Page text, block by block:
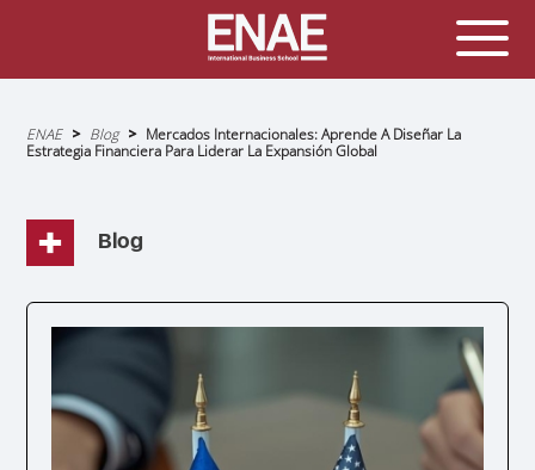
Sobrescribir
enlaces
de
navegación
ENAE Blog
Mercados Internacionales: Aprende A Diseñar La
Estrategia Financiera Para Liderar La Expansión Global
Blog